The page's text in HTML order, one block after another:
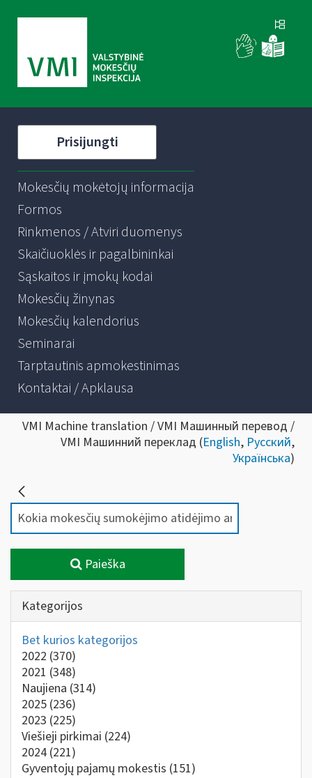
Prisijungti
Mokesčių mokėtojų informacija
Formos
Rinkmenos / Atviri duomenys
Skaičiuoklės ir pagalbininkai
Sąskaitos ir įmokų kodai
Mokesčių žinynas
Mokesčių kalendorius
Seminarai
Tarptautinis apmokestinimas
Kontaktai / Apklausa
VMI Machine translation / VMI Машинный перевод /
VMI Машинний переклад (English, Русский,
Українська)
Paieška
Kategorijos
Bet kurios kategorijos
2022 (370)
2021 (348)
Naujiena (314)
2025 (236)
2023 (225)
Viešieji pirkimai (224)
2024 (221)
Gyventojų pajamų mokestis (151)